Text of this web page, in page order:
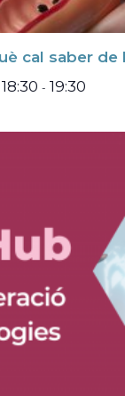
cal saber de
- 19:30